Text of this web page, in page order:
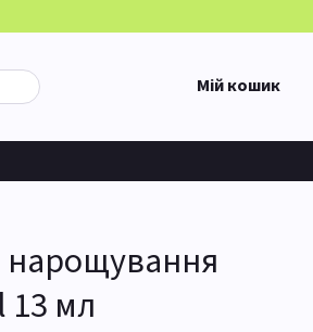
Мій кошик
нарощування
13 мл